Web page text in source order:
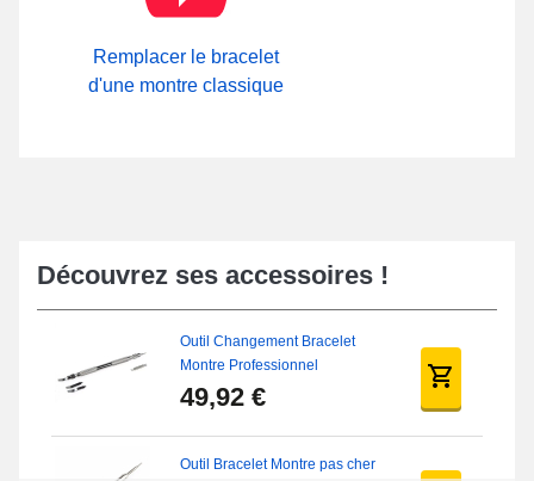
Remplacer le bracelet
d'une montre classique
Découvrez ses accessoires !
Outil Changement Bracelet
Montre Professionnel
49,92 €
Outil Bracelet Montre pas cher